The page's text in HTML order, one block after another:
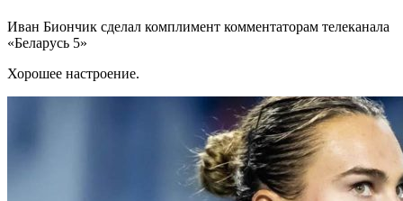
Иван Биончик сделал комплимент комментаторам телеканала
«Беларусь 5»
Хорошее настроение.